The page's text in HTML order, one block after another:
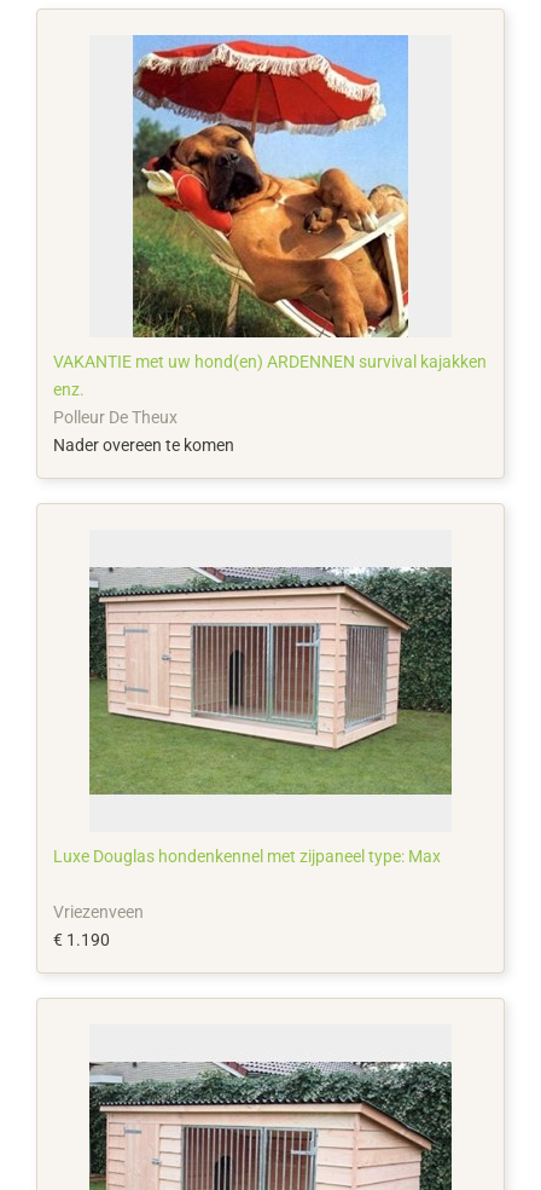
VAKANTIE met uw hond(en) ARDENNEN survival kajakken
enz.
Polleur De Theux
Nader overeen te komen
Luxe Douglas hondenkennel met zijpaneel type: Max
Vriezenveen
€ 1.190